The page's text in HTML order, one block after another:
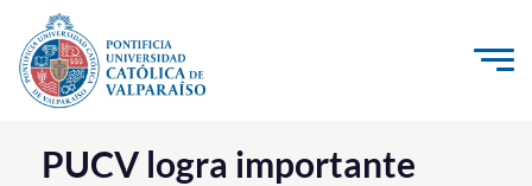
Click acá para ir directamente al contenido
La Universidad
PUCV logra importante